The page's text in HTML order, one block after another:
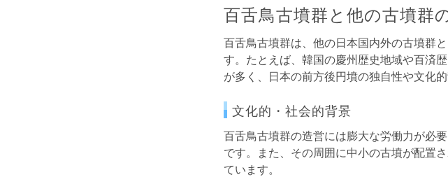
百舌鳥古墳群と他の古墳群
百舌鳥古墳群は、他の日本国内外の古墳群
す。たとえば、韓国の慶州歴史地域や百済
が多く、日本の前方後円墳の独自性や文化
文化的・社会的背景
百舌鳥古墳群の造営には膨大な労働力が必
です。また、その周囲に中小の古墳が配置
ています。